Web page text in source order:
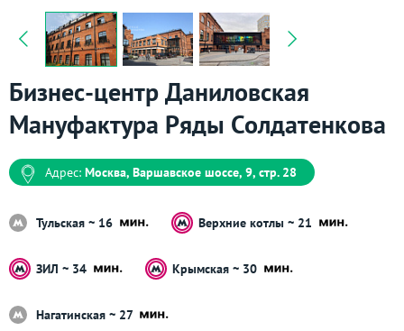
Бизнес-центр Даниловская
Мануфактура Ряды Солдатенкова
Адрес: Москва, Варшавское шоссе, 9, стр. 28
Тульская ~ 16 Верхние котлы ~ 21
ЗИЛ ~ 34 Крымская ~ 30
Нагатинская ~ 27